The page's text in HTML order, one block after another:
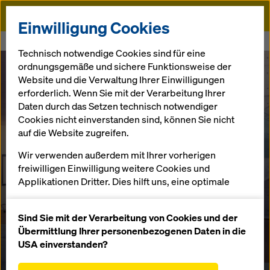
Doka
Sichtbeton
Sichtbeton
Beton in seiner sichtbar schönsten Form
Zu diesem Projekt
Einwilligung Cookies
Technisch notwendige Cookies sind für eine
ordnungsgemäße und sichere Funktionsweise der
Website und die Verwaltung Ihrer Einwilligungen
erforderlich. Wenn Sie mit der Verarbeitung Ihrer
Daten durch das Setzen technisch notwendiger
Cookies nicht einverstanden sind, können Sie nicht
auf die Website zugreifen.
Wir verwenden außerdem mit Ihrer vorherigen
freiwilligen Einwilligung weitere Cookies und
Applikationen Dritter. Dies hilft uns, eine optimale
die Funktionalität unserer Website ständig zu
verbessern (Funktionale und Statistik Cookies),
Sind Sie mit der Verarbeitung von Cookies und der
Übermittlung Ihrer personenbezogenen Daten in die
USA einverstanden?